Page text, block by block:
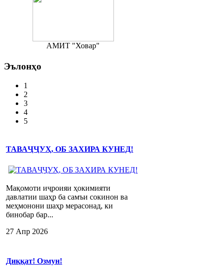
АМИТ "Ховар"
Эълонҳо
1
2
3
4
5
ТАВАҶҶУҲ, ОБ ЗАХИРА КУНЕД!
Мақомоти иҷроияи ҳокимияти
давлатии шаҳр ба самъи сокинон ва
меҳмонони шаҳр мерасонад, ки
бинобар бар...
27 Апр 2026
Диққат! Озмун!